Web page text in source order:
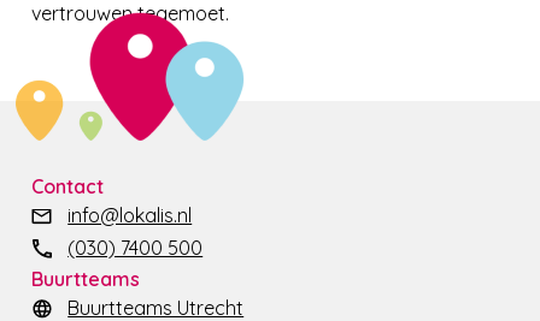
vertrouwen tegemoet.
Contact
info@lokalis.nl
(030) 7400 500
Buurtteams
Buurtteams Utrecht